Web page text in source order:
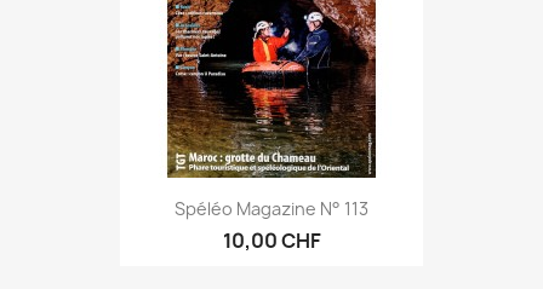
Spéléo Magazine N° 113
10,00 CHF